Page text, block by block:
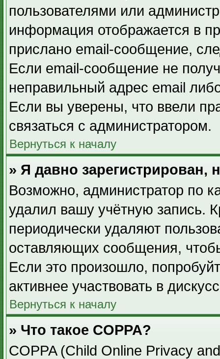
пользователями или
информация отображается в
прислано email-сообщение,
Если email-сообщение не
неправильный адрес email
Если вы уверены, что ввели
связаться с администратором.
Вернуться к началу
» Я давно зарегистрирован,
Возможно, администратор по
удалил вашу учётную запись.
периодически удаляют
оставляющих сообщения,
Если это произошло,
активнее участвовать в
Вернуться к началу
» Что такое COPPA?
COPPA (Child Online Privacy